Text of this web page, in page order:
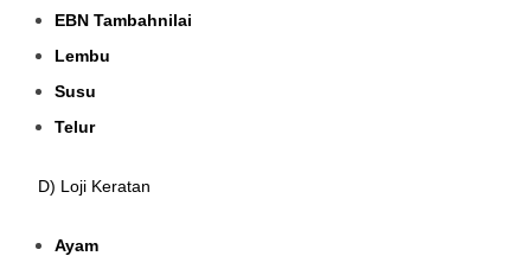
EBN Tambahnilai
Lembu
Susu
Telur
D) Loji Keratan
Ayam